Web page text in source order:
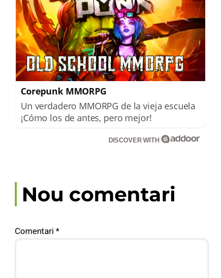
Corepunk MMORPG
Un verdadero MMORPG de la vieja escuela
¡Cómo los de antes, pero mejor!
DISCOVER WITH
Nou comentari
Comentari *